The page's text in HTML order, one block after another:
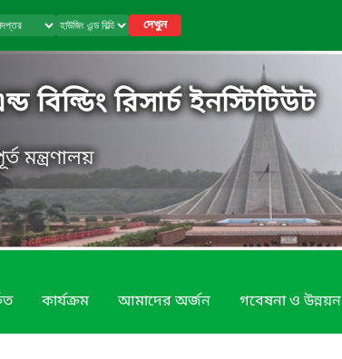
দেখুন
বিল্ডিং রিসার্চ ইনস্টিটিউট
মন্ত্রণালয়
কার্যক্রম আমাদের অর্জন গবেষনা ও উন্নয়ন